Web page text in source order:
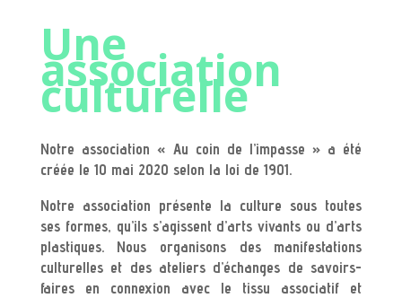
Une
association
culturelle
Notre association « Au coin de l’impasse » a été
créée le 10 mai 2020 selon la loi de 1901.
Notre association présente la culture sous toutes
ses formes, qu’ils s’agissent d’arts vivants ou d’arts
plastiques. Nous organisons des manifestations
culturelles et des ateliers d’échanges de savoirs-
faires en connexion avec le tissu associatif et